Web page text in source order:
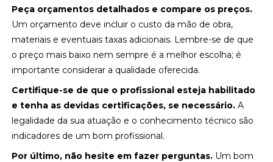
Peça orçamentos detalhados e compare os preços.
Um orçamento deve incluir o custo da mão de obra,
materiais e eventuais taxas adicionais. Lembre-se de que
o preço mais baixo nem sempre é a melhor escolha; é
importante considerar a qualidade oferecida.
Certifique-se de que o profissional esteja habilitado
e tenha as devidas certificações, se necessário. A
legalidade da sua atuação e o conhecimento técnico são
indicadores de um bom profissional.
Por último, não hesite em fazer perguntas. Um bom